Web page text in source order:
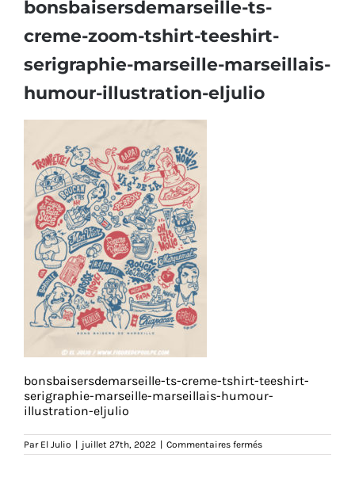
bonsbaisersdemarseille-ts-
creme-zoom-tshirt-teeshirt-
serigraphie-marseille-marseillais-
humour-illustration-eljulio
bonsbaisersdemarseille-ts-creme-tshirt-teeshirt-
serigraphie-marseille-marseillais-humour-
illustration-eljulio
Par El Julio juillet 27th, 2022 Commentaires ferméssur